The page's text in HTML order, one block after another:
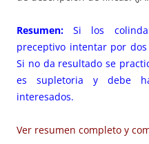
Resumen:Si los
preceptivo intentar por
Si no da resultado se
es supletoria y debe
interesados.
Ver resumen completo y